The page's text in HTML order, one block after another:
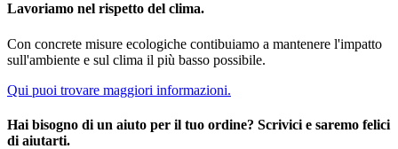
Lavoriamo nel rispetto del clima.
Con concrete misure ecologiche contibuiamo a mantenere l'impatto
sull'ambiente e sul clima il più basso possibile.
Qui puoi trovare maggiori informazioni.
Hai bisogno di un aiuto per il tuo ordine? Scrivici e saremo felici
di aiutarti.